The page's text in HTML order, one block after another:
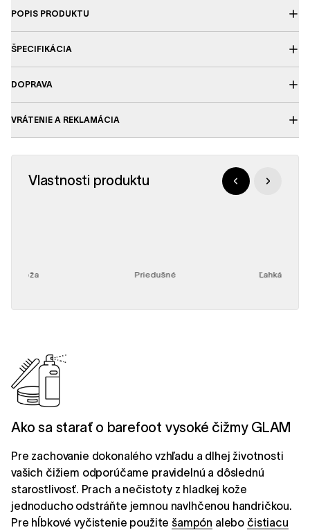
POPIS PRODUKTU
ŠPECIFIKÁCIA
DOPRAVA
VRÁTENIE A REKLAMÁCIA
Vlastnosti produktu
Koža Priedušné Ľahká obuv
Ako sa starať o barefoot vysoké čižmy GLAM
Pre zachovanie dokonalého vzhľadu a dlhej životnosti
vašich čižiem odporúčame pravidelnú a dôslednú
starostlivosť. Prach a nečistoty z hladkej kože
jednoducho odstráňte jemnou navlhčenou handričkou.
Pre hĺbkové vyčistenie použitešampón alebo čistiacu